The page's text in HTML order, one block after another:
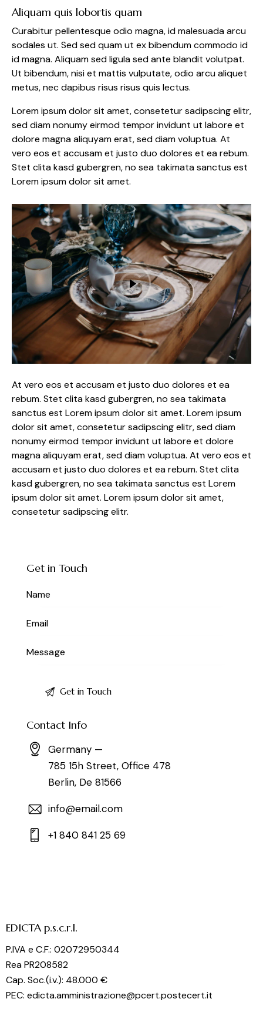
Aliquam quis lobortis quam
Curabitur pellentesque odio magna, id malesuada arcu
sodales ut. Sed sed quam ut ex bibendum commodo id
id magna. Aliquam sed ligula sed ante blandit volutpat.
Ut bibendum, nisi et mattis vulputate, odio arcu aliquet
metus, nec dapibus risus risus quis lectus.
Lorem ipsum dolor sit amet, consetetur sadipscing elitr,
sed diam nonumy eirmod tempor invidunt ut labore et
dolore magna aliquyam erat, sed diam voluptua. At
vero eos et accusam et justo duo dolores et ea rebum.
Stet clita kasd gubergren, no sea takimata sanctus est
Lorem ipsum dolor sit amet.
At vero eos et accusam et justo duo dolores et ea
rebum. Stet clita kasd gubergren, no sea takimata
sanctus est Lorem ipsum dolor sit amet. Lorem ipsum
dolor sit amet, consetetur sadipscing elitr, sed diam
nonumy eirmod tempor invidunt ut labore et dolore
magna aliquyam erat, sed diam voluptua. At vero eos et
accusam et justo duo dolores et ea rebum. Stet clita
kasd gubergren, no sea takimata sanctus est Lorem
ipsum dolor sit amet. Lorem ipsum dolor sit amet,
consetetur sadipscing elitr.
Get in Touch
Contact Info
Germany —
785 15h Street, Office 478
Berlin, De 81566
info@email.com
+1 840 841 25 69
EDICTA p.s.c.r.l.
P.IVA e C.F.: 02072950344
Rea PR208582
Cap. Soc.(i.v.): 48.000 €
PEC: edicta.amministrazione@pcert.postecert.it